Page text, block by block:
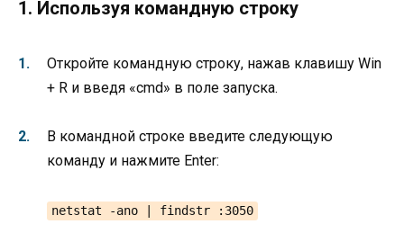
1. Используя командную строку
Откройте командную строку, нажав клавишу Win
+ R и введя «cmd» в поле запуска.
В командной строке введите следующую
команду и нажмите Enter:
netstat -ano | findstr :3050